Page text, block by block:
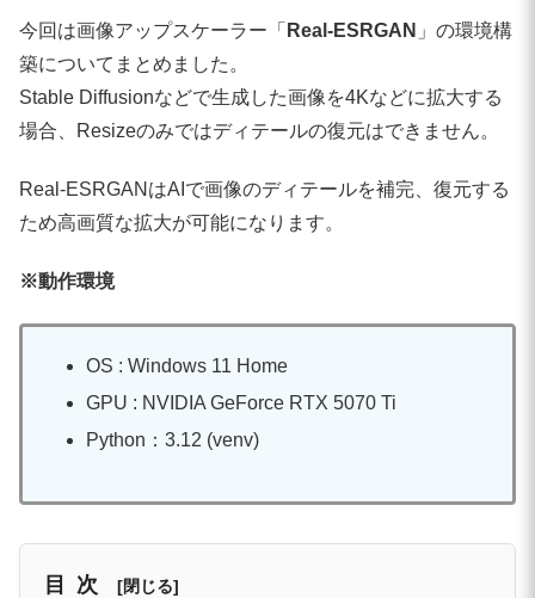
今回は画像アップスケーラー「 Real-ESRGAN 」の環境構
築についてまとめました。
Stable Diffusionなどで生成した画像を4Kなどに拡大する
場合、Resizeのみではディテールの復元はできません。
Real-ESRGANはAIで画像のディテールを補完、復元する
ため高画質な拡大が可能になります。
※動作環境
OS : Windows 11 Home
GPU : NVIDIA GeForce RTX 5070 Ti
Python：3.12 (venv)
目次